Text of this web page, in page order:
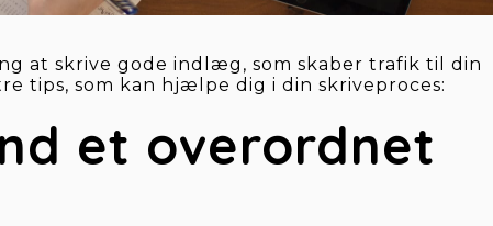
at skrive gode indlæg, som skaber trafik til din
tips, som kan hjælpe dig i din skriveproces:
et overordnet